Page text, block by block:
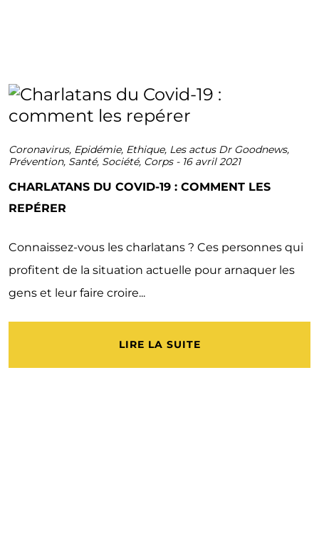
Coronavirus, Epidémie, Ethique, Les actus Dr Goodnews,
Prévention, Santé, Société, Corps- 16 avril 2021
CHARLATANS DU COVID-19 : COMMENT LES
REPÉRER
Connaissez-vous les charlatans ? Ces personnes qui
profitent de la situation actuelle pour arnaquer les
gens et leur faire croire...
LIRE LA SUITE